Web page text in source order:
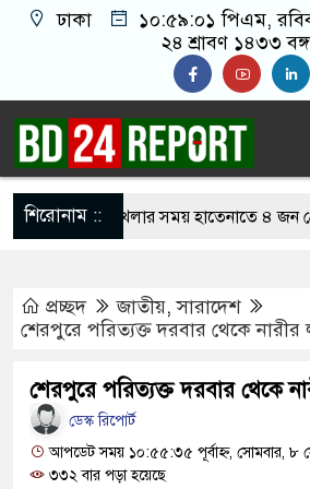
ঢাকা ১০:৫৯:০২ পিএম,
২৪ শ্রাবণ ১৪৩৩
শিরোনাম ::
জুয়া খেলার সময় হাতেনাতে ৪ জন
অমায়িক ব্যবহার পান, জানালেন নারী
প্রচ্ছদ জাতীয়,সারাদেশ
শেরপুরে পরিত্যক্ত দরবার থেকে নারীর
শেরপুরে পরিত্যক্ত দরবার থেকে
ডেস্ক রিপোর্ট
আপডেট সময় ১০:৫৫:৩৫ পূর্বাহ্ন, সোমবার, ৮
৩৩২ বার পড়া হয়েছে